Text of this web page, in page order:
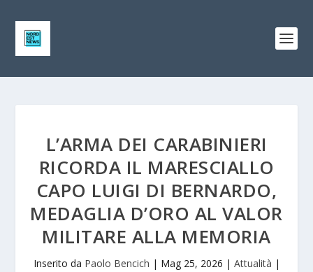
L’ARMA DEI CARABINIERI
RICORDA IL MARESCIALLO
CAPO LUIGI DI BERNARDO,
MEDAGLIA D’ORO AL VALOR
MILITARE ALLA MEMORIA
Inserito da Paolo Bencich | Mag 25, 2026 | Attualità |